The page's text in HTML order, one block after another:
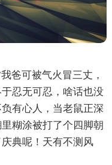
爸可被气火冒三丈，
忍无可忍，啥话也没
有心人，当老鼠正深
糊涂被打了个四脚朝
典呢！天有不测风